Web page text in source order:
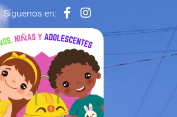
Síguenos en: